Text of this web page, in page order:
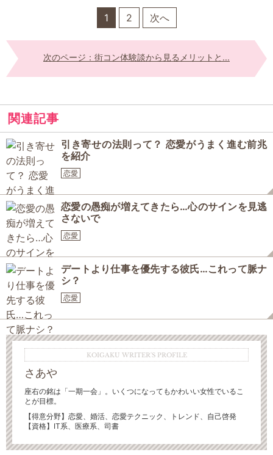
1 2 次へ
次のページ：街コン体験談から見るメリットと...
関連記事
引き寄せの法則って？ 恋愛がうまく進む前兆
を紹介
恋愛
恋愛の愚痴が増えてきたら…心のサインを見逃
さないで
恋愛
デートより仕事を優先する彼氏…これって脈ナ
シ？
恋愛
KOIGAKU WRITER'S PROFILE
さあや
座右の銘は「一期一会」。いくつになってもかわいい女性でいるこ
とが目標。
【得意分野】 恋愛、婚活、恋愛テクニック、トレンド、自己啓発
【資格】IT系、医療系、司書